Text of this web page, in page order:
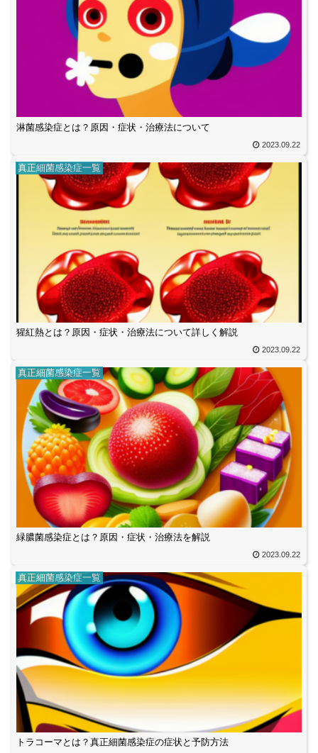
淋菌感染症とは？原因・症状・治療法について
2023.09.22
真正細菌感染症一覧
猩紅熱とは？原因・症状・治療法について詳しく解説
2023.09.22
真正細菌感染症一覧
緑膿菌感染症とは？原因・症状・治療法を解説
2023.09.22
真正細菌感染症一覧
トラコーマとは？真正細菌感染症の症状と予防方法